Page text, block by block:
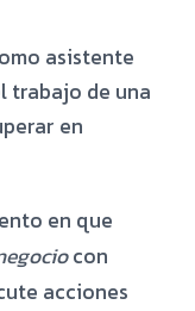
asistente
trabajo de una
en
en que
con
acciones